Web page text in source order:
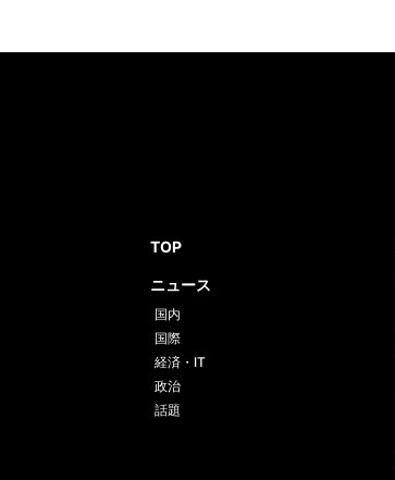
TOP
ニュース
国内
国際
経済・IT
政治
話題